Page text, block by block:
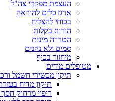
העצמת מפקדי צה"ל
ארגז כלים להוראה
בכוחי להצליח
הורות בקלות
הטרדה מינית
סמים ולא נהנים
מיחזור בכיף
מטופלים מודים
תיקון מכשירי חשמל
תיקון מדיח
ריפוי מרחוק